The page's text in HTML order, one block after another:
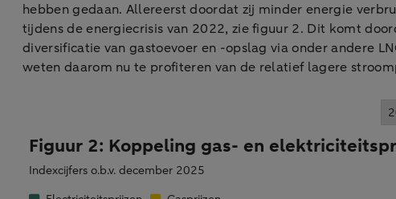
hebben gedaan. Allereerst doordat zij minder energie
tijdens de energiecrisis van 2022, zie figuur 2. Dit komt
diversificatie van gastoevoer en -opslag via onder andere
weten daarom nu te profiteren van de relatief lagere